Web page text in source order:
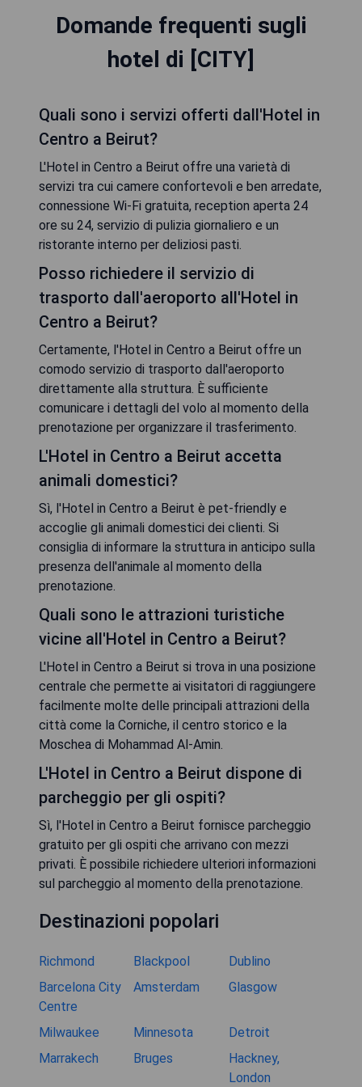
Domande frequenti sugli
hotel di [CITY]
Quali sono i servizi offerti dall'Hotel in
Centro a Beirut?
L'Hotel in Centro a Beirut offre una varietà di
servizi tra cui camere confortevoli e ben arredate,
connessione Wi-Fi gratuita, reception aperta 24
ore su 24, servizio di pulizia giornaliero e un
ristorante interno per deliziosi pasti.
Posso richiedere il servizio di
trasporto dall'aeroporto all'Hotel in
Centro a Beirut?
Certamente, l'Hotel in Centro a Beirut offre un
comodo servizio di trasporto dall'aeroporto
direttamente alla struttura. È sufficiente
comunicare i dettagli del volo al momento della
prenotazione per organizzare il trasferimento.
L'Hotel in Centro a Beirut accetta
animali domestici?
Sì, l'Hotel in Centro a Beirut è pet-friendly e
accoglie gli animali domestici dei clienti. Si
consiglia di informare la struttura in anticipo sulla
presenza dell'animale al momento della
prenotazione.
Quali sono le attrazioni turistiche
vicine all'Hotel in Centro a Beirut?
L'Hotel in Centro a Beirut si trova in una posizione
centrale che permette ai visitatori di raggiungere
facilmente molte delle principali attrazioni della
città come la Corniche, il centro storico e la
Moschea di Mohammad Al-Amin.
L'HoteI in Centro a Beirut dispone di
parcheggio per gli ospiti?
Sì, l'Hotel in Centro a Beirut fornisce parcheggio
gratuito per gli ospiti che arrivano con mezzi
privati. È possibile richiedere ulteriori informazioni
sul parcheggio al momento della prenotazione.
Destinazioni popolari
Richmond Blackpool
Dublino
Barcelona City
Centre
Amsterdam Glasgow
Milwaukee Minnesota
Detroit
Marrakech
Bruges
Hackney,
London